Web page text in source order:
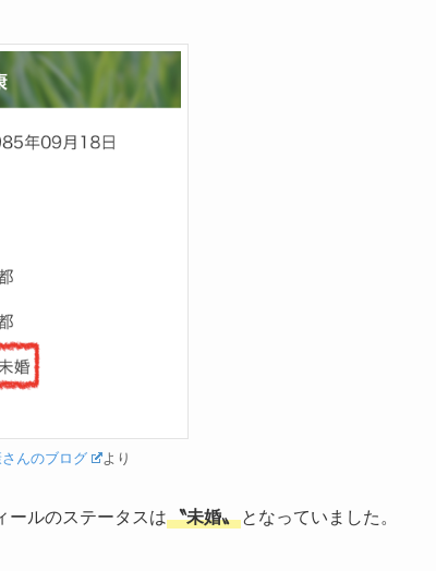
んのブログ より
ールのステータスは〝未婚〟 となっていました。